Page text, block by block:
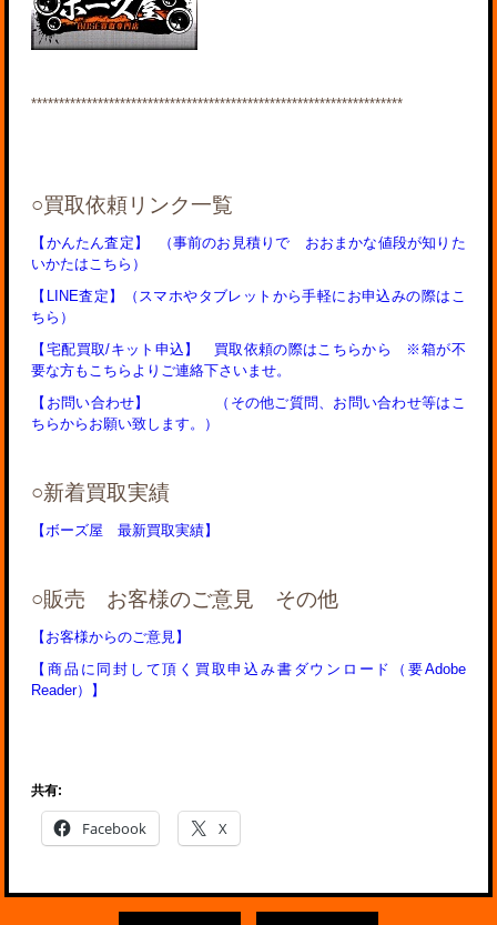
*******************************************************************
○買取依頼リンク一覧
【かんたん査定】
（事前のお見積りで おおまかな値段が知りた
いかたはこちら）
【LINE査定】（スマホやタブレットから手軽にお申込みの際はこ
ちら）
【宅配買取/キット申込】 買取依頼の際はこちらから ※箱が不
要な方もこちらよりご連絡下さいませ。
【お問い合わせ】 （その他ご質問、お問い合わせ等はこ
ちらからお願い致します。）
○新着買取実績
【ボーズ屋 最新買取実績】
○販売 お客様のご意見 その他
【お客様からのご意見】
【商品に同封して頂く買取申込み書ダウンロード（要Adobe
Reader）】
共有:
Facebook X